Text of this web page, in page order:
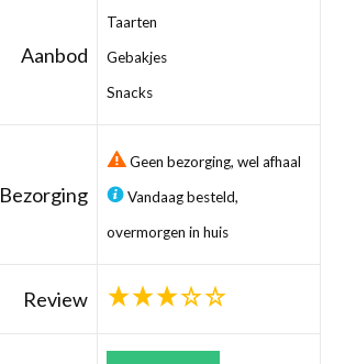
Aanbod
Taarten
Gebakjes
Snacks
Bezorging
Geen bezorging, wel afhaal
Vandaag besteld,
overmorgen in huis
Review